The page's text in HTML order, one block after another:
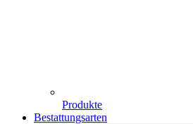
Produkte
Bestattungsarten